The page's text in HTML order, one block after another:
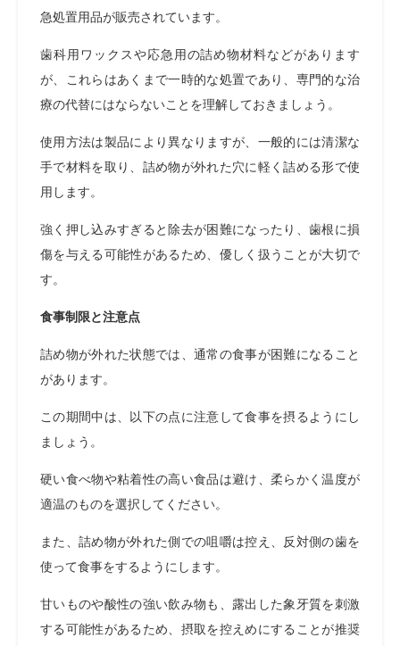
急処置用品が販売されています。
歯科用ワックスや応急用の詰め物材料などがあります
が、これらはあくまで一時的な処置であり、専門的な治
療の代替にはならないことを理解しておきましょう。
使用方法は製品により異なりますが、一般的には清潔な
手で材料を取り、詰め物が外れた穴に軽く詰める形で使
用します。
強く押し込みすぎると除去が困難になったり、歯根に損
傷を与える可能性があるため、優しく扱うことが大切で
す。
食事制限と注意点
詰め物が外れた状態では、通常の食事が困難になること
があります。
この期間中は、以下の点に注意して食事を摂るようにし
ましょう。
硬い食べ物や粘着性の高い食品は避け、柔らかく温度が
適温のものを選択してください。
また、詰め物が外れた側での咀嚼は控え、反対側の歯を
使って食事をするようにします。
甘いものや酸性の強い飲み物も、露出した象牙質を刺激
する可能性があるため、摂取を控えめにすることが推奨